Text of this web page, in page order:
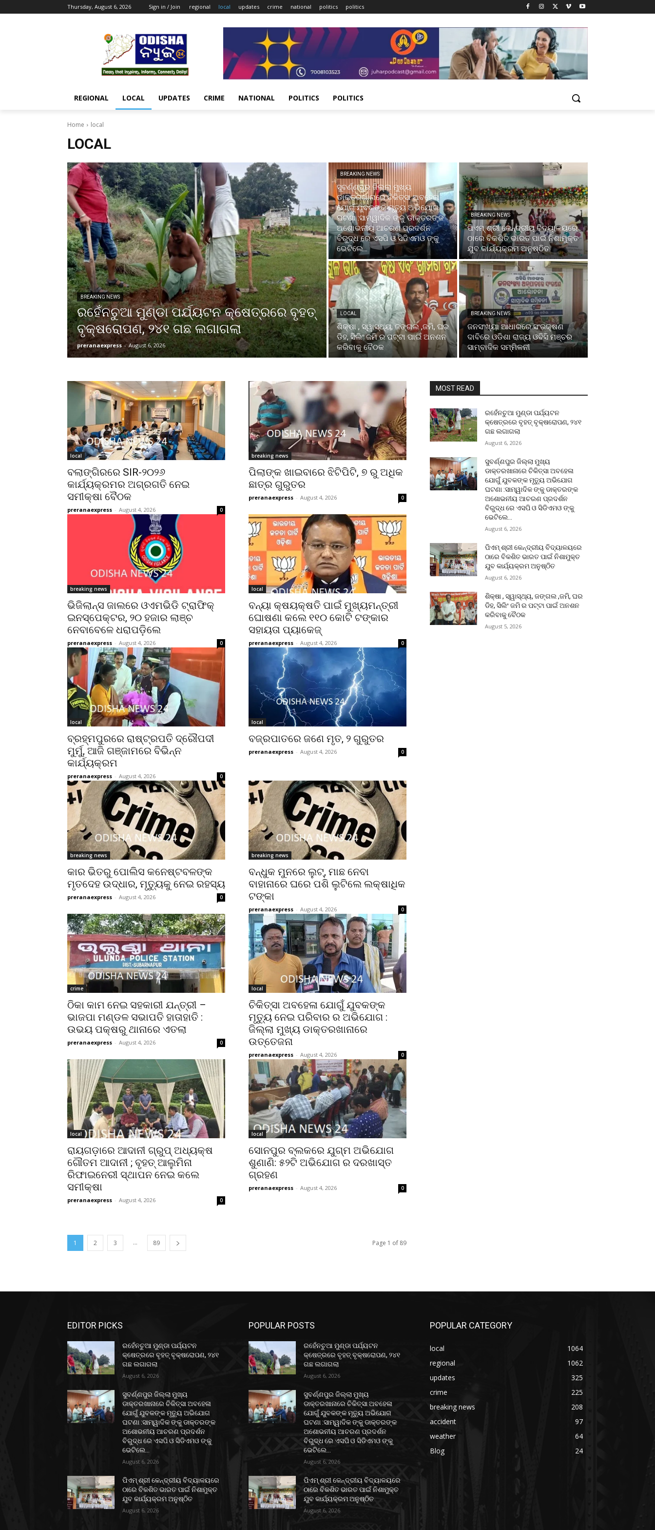
Thursday, August 6, 2026 Sign in / Join regional local updates crime national politics politics
REGIONAL LOCAL UPDATES CRIME NATIONAL POLITICS POLITICS
Home local
LOCAL
BREAKING NEWS
ରହେଁନଚୁଆ ମୁଣ୍ଡା ପର୍ଯ୍ୟଟନ କ୍ଷେତ୍ରରେ ବୃହତ୍
ବୃକ୍ଷରୋପଣ, ୨୪୧ ଗଛ ଲଗାଗଲା
preranaexpress - August 6, 2026
BREAKING NEWS
ସୁବର୍ଣ୍ଣପୁର ଜିଲ୍ଲା ମୁଖ୍ୟ
ଡାକ୍ତରଖାନାରେ ଚିକିତ୍ସା ଅବହେଳା
ଯୋଗୁଁ ଯୁବକଙ୍କ ମୃତ୍ୟୁ ଅଭିଯୋଗ
ଘଟଣା :ସାମ୍ୱାଦିକ ଙ୍କୁ ଡାକ୍ତରଙ୍କ
ଅଶୋଭନୀୟ ଆଚରଣ ପ୍ରଦର୍ଶନ
ବିରୁଦ୍ଧ ରେ ଏସପି ଓ ସିଡିଏମଓ ଙ୍କୁ
ଭେଟିଲେ...
BREAKING NEWS
ପିଏମ୍ ଶ୍ରୀ କେନ୍ଦ୍ରୀୟ ବିଦ୍ୟାଳୟରେ
ଠାରେ ବିକଶିତ ଭାରତ ପାଇଁ ନିଶାମୁକ୍ତ
ଯୁବ କାର୍ଯ୍ୟକ୍ରମ ଅନୁଷ୍ଠିତ
LOCAL
ଶିକ୍ଷା , ସ୍ୱାସ୍ଥ୍ୟ, ଜଙ୍ଗଲ ,ଜମି, ଘର
ଡିହ, ସିଲିଂ ଜମି ର ପଟ୍ଟା ପାଇଁ ଅନଶନ
କରିବାକୁ ବୈଠକ
BREAKING NEWS
ଜନସଂଖ୍ୟା ଆଧାରରେ ସଂରକ୍ଷଣ
ଦାବିରେ ଓଡିଶା ରାଜ୍ୟ ଓବିସି ମଞ୍ଚର
ସାମ୍ବାଦିକ ସମ୍ମିଳନୀ
local
ବଲାଙ୍ଗିରରେ SIR-୨୦୨୬
କାର୍ଯ୍ୟକ୍ରମର ଅଗ୍ରଗତି ନେଇ
ସମୀକ୍ଷା ବୈଠକ
preranaexpress - August 4, 2026 0
breaking news
ପିଲାଙ୍କ ଖାଇବାରେ ଝିଟିପିଟି, ୭ ରୁ ଅଧିକ
ଛାତ୍ର ଗୁରୁତର
preranaexpress - August 4, 2026 0
breaking news
ଭିଜିଲାନ୍ସ ଜାଲରେ ଓଏମଭିଡି ଟ୍ରାଫିକ୍
ଇନସ୍ପେକ୍ଟର, ୨୦ ହଜାର ଲାଞ୍ଚ
ନେବାବେଳେ ଧରାପଡ଼ିଲେ
preranaexpress - August 4, 2026 0
local
ବନ୍ୟା କ୍ଷୟକ୍ଷତି ପାଇଁ ମୁଖ୍ୟମନ୍ତ୍ରୀ
ଘୋଷଣା କଲେ ୧୧୦ କୋଟି ଟଙ୍କାର
ସହାୟତା ପ୍ୟାକେଜ୍
preranaexpress - August 4, 2026 0
local
ବ୍ରହ୍ମପୁରରେ ରାଷ୍ଟ୍ରପତି ଦ୍ରୌପଦୀ
ମୁର୍ମୁ, ଆଜି ଗଞ୍ଜାମରେ ବିଭିନ୍ନ
କାର୍ଯ୍ୟକ୍ରମ
preranaexpress - August 4, 2026 0
local
ବଜ୍ରପାତରେ ଜଣେ ମୃତ, ୨ ଗୁରୁତର
preranaexpress - August 4, 2026 0
breaking news
କାର ଭିତରୁ ପୋଲିସ କନେଷ୍ଟବଳଙ୍କ
ମୃତଦେହ ଉଦ୍ଧାର, ମୃତ୍ୟୁକୁ ନେଇ ରହସ୍ୟ
preranaexpress - August 4, 2026 0
breaking news
ବନ୍ଧୁକ ମୁନରେ ଲୁଟ୍, ମାଛ ନେବା
ବାହାନାରେ ଘରେ ପଶି ଲୁଟିଲେ ଲକ୍ଷାଧିକ
ଟଙ୍କା
preranaexpress - August 4, 2026 0
crime
ଠିକା କାମ ନେଇ ସହକାରୀ ଯନ୍ତ୍ରୀ –
ଭାଜପା ମଣ୍ଡଳ ସଭାପତି ହାତାହାତି :
ଉଭୟ ପକ୍ଷରୁ ଥାନାରେ ଏତଲା
preranaexpress - August 4, 2026 0
local
ଚିକିତ୍ସା ଅବହେଳା ଯୋଗୁଁ ଯୁବକଙ୍କ
ମୃତ୍ୟୁ ନେଇ ପରିବାର ର ଅଭିଯୋଗ :
ଜିଲ୍ଲା ମୁଖ୍ୟ ଡାକ୍ତରଖାନାରେ
ଉତ୍ତେଜନା
preranaexpress - August 4, 2026 0
local
ରାୟଗଡ଼ାରେ ଆଦାନୀ ଗ୍ରୁପ୍ ଅଧ୍ୟକ୍ଷ
ଗୌତମ ଆଦାନୀ ; ବୃହତ୍ ଆଲୁମିନା
ରିଫାଇନେରୀ ସ୍ଥାପନ ନେଇ କଲେ
ସମୀକ୍ଷା
preranaexpress - August 4, 2026 0
local
ସୋନପୁର ବ୍ଲକରେ ଯୁଗ୍ମ ଅଭିଯୋଗ
ଶୁଣାଣି: ୫୨ଟି ଅଭିଯୋଗ ର ଦରଖାସ୍ତ
ଗ୍ରହଣ
preranaexpress - August 4, 2026 0
1 2 3 ... 89 Page 1 of 89
MOST READ
ରହେଁନଚୁଆ ମୁଣ୍ଡା ପର୍ଯ୍ୟଟନ
କ୍ଷେତ୍ରରେ ବୃହତ୍ ବୃକ୍ଷରୋପଣ, ୨୪୧
ଗଛ ଲଗାଗଲା
August 6, 2026
ସୁବର୍ଣ୍ଣପୁର ଜିଲ୍ଲା ମୁଖ୍ୟ
ଡାକ୍ତରଖାନାରେ ଚିକିତ୍ସା ଅବହେଳା
ଯୋଗୁଁ ଯୁବକଙ୍କ ମୃତ୍ୟୁ ଅଭିଯୋଗ
ଘଟଣା :ସାମ୍ୱାଦିକ ଙ୍କୁ ଡାକ୍ତରଙ୍କ
ଅଶୋଭନୀୟ ଆଚରଣ ପ୍ରଦର୍ଶନ
ବିରୁଦ୍ଧ ରେ ଏସପି ଓ ସିଡିଏମଓ ଙ୍କୁ
ଭେଟିଲେ...
August 6, 2026
ପିଏମ୍ ଶ୍ରୀ କେନ୍ଦ୍ରୀୟ ବିଦ୍ୟାଳୟରେ
ଠାରେ ବିକଶିତ ଭାରତ ପାଇଁ ନିଶାମୁକ୍ତ
ଯୁବ କାର୍ଯ୍ୟକ୍ରମ ଅନୁଷ୍ଠିତ
August 6, 2026
ଶିକ୍ଷା , ସ୍ୱାସ୍ଥ୍ୟ, ଜଙ୍ଗଲ ,ଜମି, ଘର
ଡିହ, ସିଲିଂ ଜମି ର ପଟ୍ଟା ପାଇଁ ଅନଶନ
କରିବାକୁ ବୈଠକ
August 5, 2026
EDITOR PICKS
ରହେଁନଚୁଆ ମୁଣ୍ଡା ପର୍ଯ୍ୟଟନ
କ୍ଷେତ୍ରରେ ବୃହତ୍ ବୃକ୍ଷରୋପଣ, ୨୪୧
ଗଛ ଲଗାଗଲା
August 6, 2026
ସୁବର୍ଣ୍ଣପୁର ଜିଲ୍ଲା ମୁଖ୍ୟ
ଡାକ୍ତରଖାନାରେ ଚିକିତ୍ସା ଅବହେଳା
ଯୋଗୁଁ ଯୁବକଙ୍କ ମୃତ୍ୟୁ ଅଭିଯୋଗ
ଘଟଣା :ସାମ୍ୱାଦିକ ଙ୍କୁ ଡାକ୍ତରଙ୍କ
ଅଶୋଭନୀୟ ଆଚରଣ ପ୍ରଦର୍ଶନ
ବିରୁଦ୍ଧ ରେ ଏସପି ଓ ସିଡିଏମଓ ଙ୍କୁ
ଭେଟିଲେ...
August 6, 2026
ପିଏମ୍ ଶ୍ରୀ କେନ୍ଦ୍ରୀୟ ବିଦ୍ୟାଳୟରେ
ଠାରେ ବିକଶିତ ଭାରତ ପାଇଁ ନିଶାମୁକ୍ତ
ଯୁବ କାର୍ଯ୍ୟକ୍ରମ ଅନୁଷ୍ଠିତ
August 6, 2026
POPULAR POSTS
ରହେଁନଚୁଆ ମୁଣ୍ଡା ପର୍ଯ୍ୟଟନ
କ୍ଷେତ୍ରରେ ବୃହତ୍ ବୃକ୍ଷରୋପଣ, ୨୪୧
ଗଛ ଲଗାଗଲା
August 6, 2026
ସୁବର୍ଣ୍ଣପୁର ଜିଲ୍ଲା ମୁଖ୍ୟ
ଡାକ୍ତରଖାନାରେ ଚିକିତ୍ସା ଅବହେଳା
ଯୋଗୁଁ ଯୁବକଙ୍କ ମୃତ୍ୟୁ ଅଭିଯୋଗ
ଘଟଣା :ସାମ୍ୱାଦିକ ଙ୍କୁ ଡାକ୍ତରଙ୍କ
ଅଶୋଭନୀୟ ଆଚରଣ ପ୍ରଦର୍ଶନ
ବିରୁଦ୍ଧ ରେ ଏସପି ଓ ସିଡିଏମଓ ଙ୍କୁ
ଭେଟିଲେ...
August 6, 2026
ପିଏମ୍ ଶ୍ରୀ କେନ୍ଦ୍ରୀୟ ବିଦ୍ୟାଳୟରେ
ଠାରେ ବିକଶିତ ଭାରତ ପାଇଁ ନିଶାମୁକ୍ତ
ଯୁବ କାର୍ଯ୍ୟକ୍ରମ ଅନୁଷ୍ଠିତ
August 6, 2026
POPULAR CATEGORY
local
1064
regional
1062
updates
325
crime
225
breaking news
208
accident
97
weather
64
Blog
24